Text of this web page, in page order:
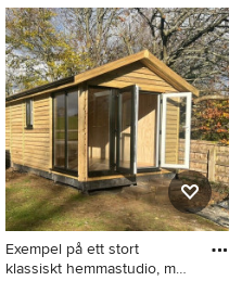
Inspiration för stora rustika
hemmastudior, med beige
väggar, mellanmörkt trägolv,
ett fristående skrivbord och
brunt golv
Exempel på ett stort
klassiskt hemmastudio, med